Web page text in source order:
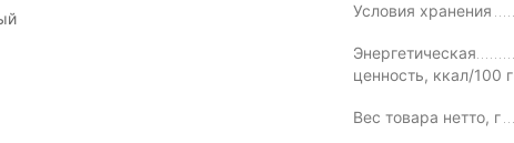
Условия хранения
Энергетическая
ценность, ккал/100 г
Вес товара нетто, г